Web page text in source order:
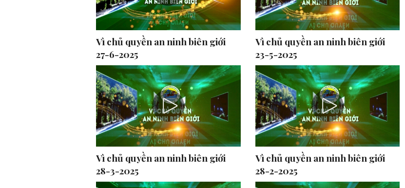
Vì chủ quyền an ninh biên giới
27-6-2025
Vì chủ quyền an ninh biên giới
23-5-2025
Vì chủ quyền an ninh biên giới
28-3-2025
Vì chủ quyền an ninh biên giới
28-2-2025